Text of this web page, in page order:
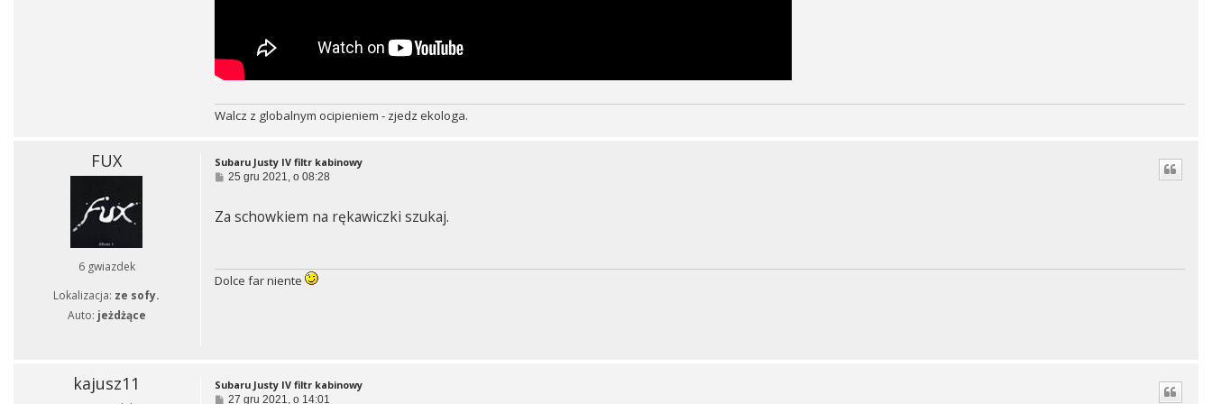
Walcz z globalnym ocipieniem - zjedz ekologa.
FUX
6 gwiazdek
Lokalizacja: ze sofy.
Auto: jeżdżące
Subaru Justy IV filtr kabinowy
P
t
25 gru 2021, o 08:28
Za schowkiem na rękawiczki szukaj.
Dolce far niente
kajusz11 Subaru Justy IV filtr kabinowy
P
27 gru 2021, o 14:01